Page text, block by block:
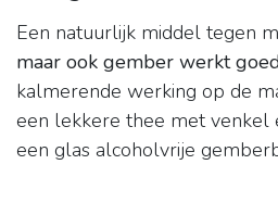
Een natuurlijk middel tegen
maar ook gember werkt
kalmerende werking op de
een lekkere thee met venkel
een glas alcoholvrije